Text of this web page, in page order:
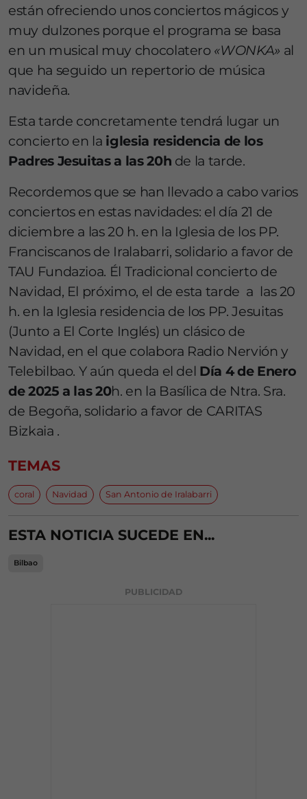
están ofreciendo unos conciertos mágicos y
muy dulzones porque el programa se basa
en un musical muy chocolatero «WONKA» al
que ha seguido un repertorio de música
navideña.
Esta tarde concretamente tendrá lugar un
concierto en la iglesia residencia de los
Padres Jesuitas a las 20h de la tarde.
Recordemos que se han llevado a cabo varios
conciertos en estas navidades: el día 21 de
diciembre a las 20 h. en la Iglesia de los PP.
Franciscanos de Iralabarri, solidario a favor de
TAU Fundazioa. Él Tradicional concierto de
Navidad, El próximo, el de esta tarde a las 20
h. en la Iglesia residencia de los PP. Jesuitas
(Junto a El Corte Inglés) un clásico de
Navidad, en el que colabora Radio Nervión y
Telebilbao. Y aún queda el del Día 4 de Enero
de 2025 a las 20h. en la Basílica de Ntra. Sra.
de Begoña, solidario a favor de CARITAS
Bizkaia .
TEMAS
coral Navidad San Antonio de Iralabarri
ESTA NOTICIA SUCEDE EN...
Bilbao
PUBLICIDAD